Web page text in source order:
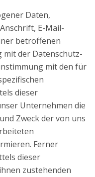
Daten,
E-Mail-
betroffenen
mit der Datenschutz-
mit den für
dieser
Unternehmen die
Zweck der von uns
Ferner
dieser
zustehenden